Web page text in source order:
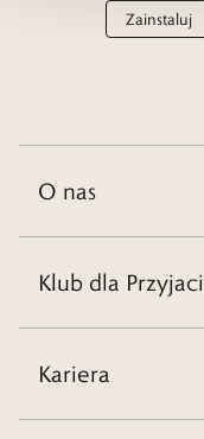
Zainstaluj
O nas
Klub dla
Kariera